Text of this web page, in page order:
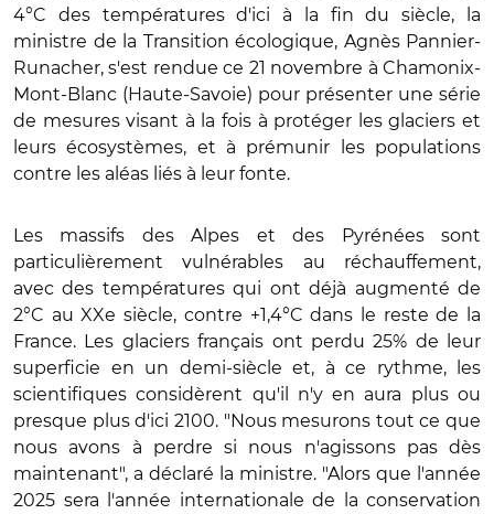
4°C des températures d'ici à la fin du siècle, la
ministre de la Transition écologique, Agnès Pannier-
Runacher, s'est rendue ce 21 novembre à Chamonix-
Mont-Blanc (Haute-Savoie) pour présenter une série
de mesures visant à la fois à protéger les glaciers et
leurs écosystèmes, et à prémunir les populations
contre les aléas liés à leur fonte.
Les massifs des Alpes et des Pyrénées sont
particulièrement vulnérables au réchauffement,
avec des températures qui ont déjà augmenté de
2°C au XXe siècle, contre +1,4°C dans le reste de la
France. Les glaciers français ont perdu 25% de leur
superficie en un demi-siècle et, à ce rythme, les
scientifiques considèrent qu'il n'y en aura plus ou
presque plus d'ici 2100. "Nous mesurons tout ce que
nous avons à perdre si nous n'agissons pas dès
maintenant", a déclaré la ministre. "Alors que l'année
2025 sera l'année internationale de la conservation